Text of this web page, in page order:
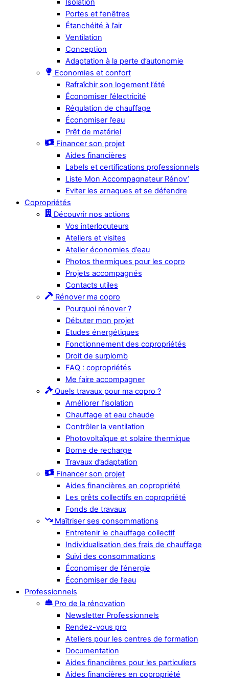
Portes et fenêtres
Étanchéité à l’air
Ventilation
Conception
Adaptation à la perte d’autonomie
Economies et confort
Rafraîchir son logement l’été
Économiser l’électricité
Régulation de chauffage
Économiser l’eau
Prêt de matériel
Financer son projet
Aides financières
Labels et certifications professionnels
Liste Mon Accompagnateur Rénov’
Eviter les arnaques et se défendre
Copropriétés
Découvrir nos actions
Vos interlocuteurs
Ateliers et visites
Atelier économies d’eau
Photos thermiques pour les copro
Projets accompagnés
Contacts utiles
Rénover ma copro
Pourquoi rénover ?
Débuter mon projet
Etudes énergétiques
Fonctionnement des copropriétés
Droit de surplomb
FAQ : copropriétés
Me faire accompagner
Quels travaux pour ma copro ?
Améliorer l’isolation
Chauffage et eau chaude
Contrôler la ventilation
Photovoltaïque et solaire thermique
Borne de recharge
Travaux d’adaptation
Financer son projet
Aides financières en copropriété
Les prêts collectifs en copropriété
Fonds de travaux
Maîtriser ses consommations
Entretenir le chauffage collectif
Individualisation des frais de chauffage
Suivi des consommations
Économiser de l’énergie
Économiser de l’eau
Professionnels
Pro de la rénovation
Newsletter Professionnels
Rendez-vous pro
Ateliers pour les centres de formation
Documentation
Aides financières pour les particuliers
Aides financières en copropriété